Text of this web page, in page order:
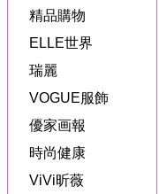
精品購物
ELLE世界
瑞麗
VOGUE服飾
優家画報
時尚健康
ViVi昕薇